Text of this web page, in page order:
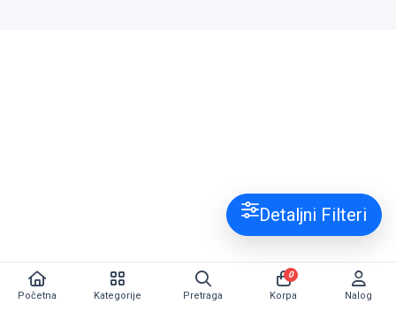
Detaljni Filteri
Početna Kategorije Pretraga Korpa
0
Nalog